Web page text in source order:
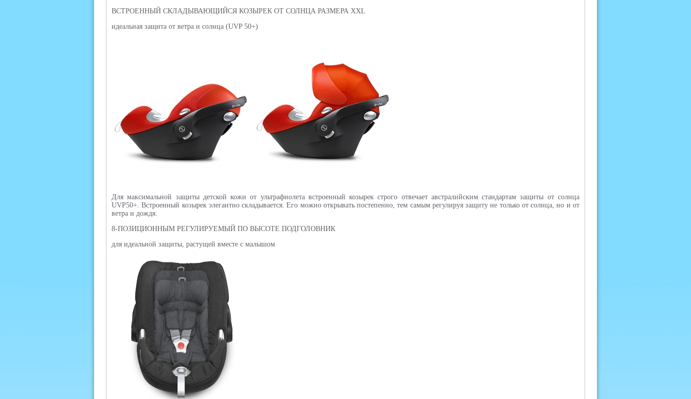
ВСТРОЕННЫЙ СКЛАДЫВАЮЩИЙСЯ КОЗЫРЕК ОТ СОЛНЦА РАЗМЕРА XXL
идеальная защита от ветра и солнца (UVP 50+)
Для максимальной защиты детской кожи от ультрафиолета встроенный козырек строго отвечает австралийским стандартам защиты от солнца
UVP50+. Встроенный козырек элегантно складывается. Его можно открывать постепенно, тем самым регулируя защиту не только от солнца, но и от
ветра и дождя.
8-ПОЗИЦИОННЫМ РЕГУЛИРУЕМЫЙ ПО ВЫСОТЕ ПОДГОЛОВНИК
для идеальной защиты, растущей вместе с малышом